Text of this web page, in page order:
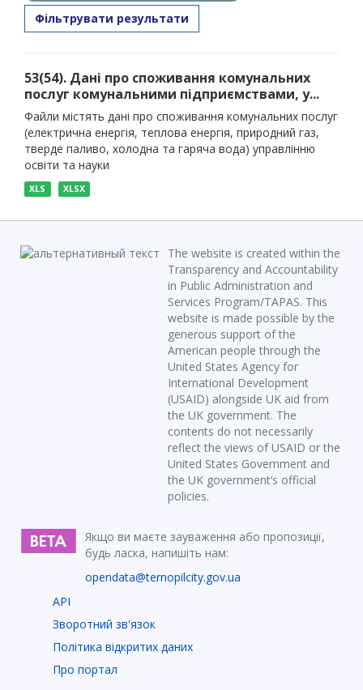
Фільтрувати результати
53(54). Дані про споживання комунальних
послуг комунальними підприємствами, у...
Файли містять дані про споживання комунальних послуг
(електрична енергія, теплова енергія, природний газ,
тверде паливо, холодна та гаряча вода) управлінню
освіти та науки
XLS XLSX
The website is created within the
Transparency and Accountability
in Public Administration and
Services Program/TAPAS. This
website is made possible by the
generous support of the
American people through the
United States Agency for
International Development
(USAID) alongside UK aid from
the UK government. The
contents do not necessarily
reflect the views of USAID or the
United States Government and
the UK government’s official
policies.
Якщо ви маєте зауваження або пропозиції,
будь ласка, напишіть нам:
opendata@ternopilcity.gov.ua
API
Зворотний зв'язок
Політика відкритих даних
Про портал